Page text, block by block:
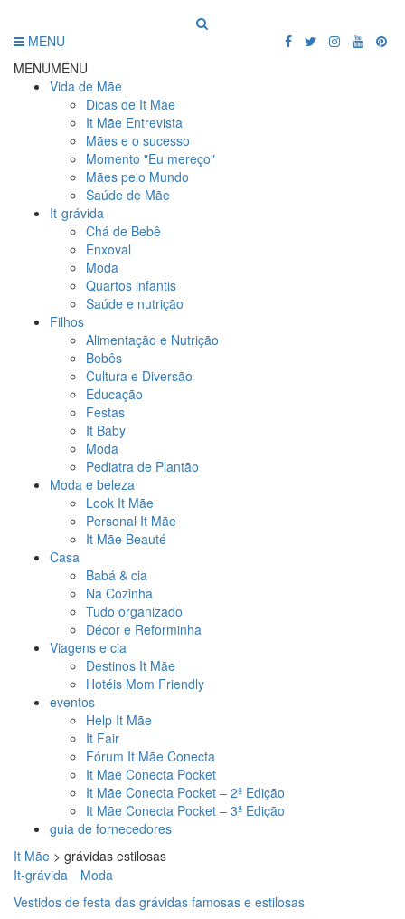
MENU
MENUMENU
Vida de Mãe
Dicas de It Mãe
It Mãe Entrevista
Mães e o sucesso
Momento "Eu mereço"
Mães pelo Mundo
Saúde de Mãe
It-grávida
Chá de Bebê
Enxoval
Moda
Quartos infantis
Saúde e nutrição
Filhos
Alimentação e Nutrição
Bebês
Cultura e Diversão
Educação
Festas
It Baby
Moda
Pediatra de Plantão
Moda e beleza
Look It Mãe
Personal It Mãe
It Mãe Beauté
Casa
Babá & cia
Na Cozinha
Tudo organizado
Décor e Reforminha
Viagens e cia
Destinos It Mãe
Hotéis Mom Friendly
eventos
Help It Mãe
It Fair
Fórum It Mãe Conecta
It Mãe Conecta Pocket
It Mãe Conecta Pocket – 2ª Edição
It Mãe Conecta Pocket – 3ª Edição
guia de fornecedores
It Mãe > grávidas estilosas
It-grávida
Moda
Vestidos de festa das grávidas famosas e estilosas